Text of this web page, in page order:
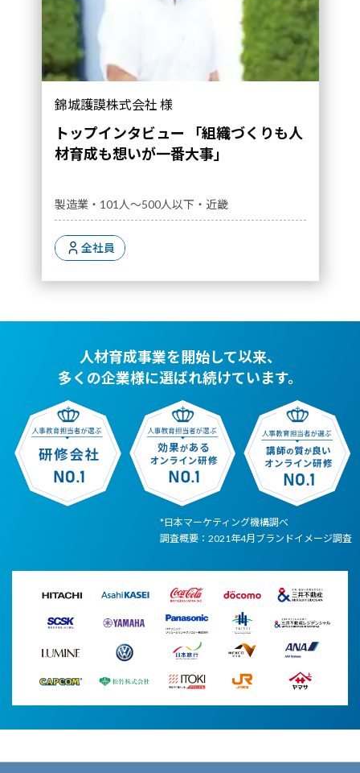
錦城護謨株式会社 様
トップインタビュー 「組織づくりも人
材育成も想いが一番大事」
製造業・101人～500人以下・近畿
全社員
人材育成事業を開始して以来、
多くの企業様に選ばれ続けています。
*日本マーケティング機構調べ
調査概要：2021年4月ブランドイメージ調査